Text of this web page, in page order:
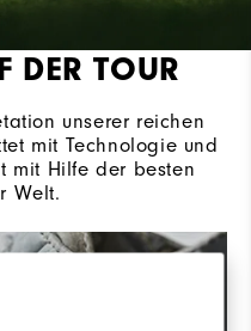
DER TOUR
unserer reichen
mit Technologie und
mit Hilfe der besten
Welt.